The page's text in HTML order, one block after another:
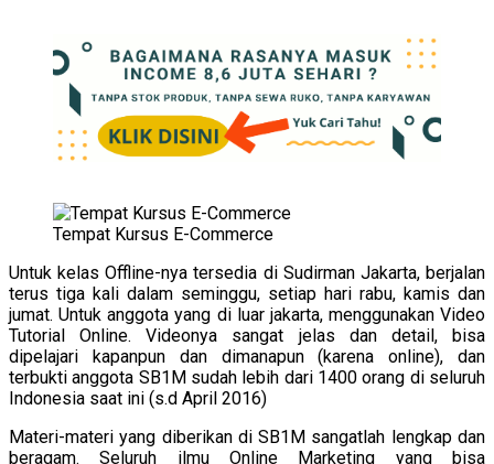
Tempat Kursus E-Commerce
Untuk kelas Offline-nya tersedia di Sudirman Jakarta, berjalan
terus tiga kali dalam seminggu, setiap hari rabu, kamis dan
jumat. Untuk anggota yang di luar jakarta, menggunakan Video
Tutorial Online. Videonya sangat jelas dan detail, bisa
dipelajari kapanpun dan dimanapun (karena online), dan
terbukti anggota SB1M sudah lebih dari 1400 orang di seluruh
Indonesia saat ini (s.d April 2016)
Materi-materi yang diberikan di SB1M sangatlah lengkap dan
beragam. Seluruh ilmu Online Marketing yang bisa